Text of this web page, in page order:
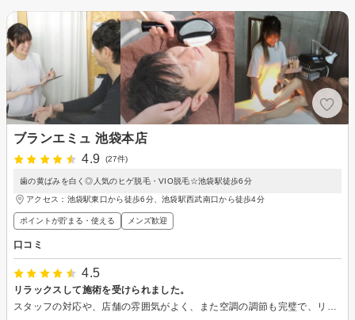
ブランエミュ 池袋本店
4.9
(27件)
歯の黄ばみを白く◎人気のヒゲ脱毛・VIO脱毛☆池袋駅徒歩6分
アクセス：池袋駅東口から徒歩6分、池袋駅西武南口から徒歩4分
ポイントが貯まる・使える メンズ歓迎
口コミ
4.5
リラックスして施術を受けられました。
スタッフの対応や、店舗の雰囲気がよく、また空調の調節も完璧で、リラックスして施術を受けることができました。不明点を質問しても丁寧に親切に対応いただき、わかりやすかったです。ありがとうございました。